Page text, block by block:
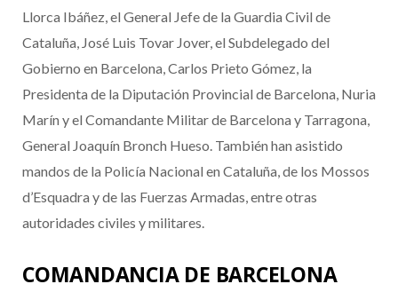
Llorca Ibáñez, el General Jefe de la Guardia Civil de
Cataluña, José Luis Tovar Jover, el Subdelegado del
Gobierno en Barcelona, Carlos Prieto Gómez, la
Presidenta de la Diputación Provincial de Barcelona, Nuria
Marín y el Comandante Militar de Barcelona y Tarragona,
General Joaquín Bronch Hueso. También han asistido
mandos de la Policía Nacional en Cataluña, de los Mossos
d’Esquadra y de las Fuerzas Armadas, entre otras
autoridades civiles y militares.
COMANDANCIA DE BARCELONA